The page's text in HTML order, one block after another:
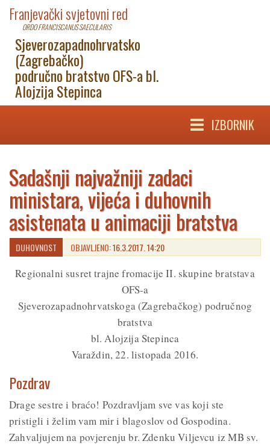
Franjevački svjetovni red
ORDO FRANCISCANUS SAECULARIS
Sjeverozapadnohrvatsko
(Zagrebačko)
područno bratstvo OFS-a bl.
Alojzija Stepinca
IZBORNIK
Sadašnji najvažniji zadaci
ministara, vijeća i duhovnih
asistenata u animaciji bratstva
DUHOVNOST OBJAVLJENO:16.3.2017. 14:20
Regionalni susret trajne fromacije II. skupine bratstava
OFS-a
Sjeverozapadnohrvatskoga (Zagrebačkog) područnog
bratstva
bl. Alojzija Stepinca
Varaždin, 22. listopada 2016.
Pozdrav
Drage sestre i braćo! Pozdravljam sve vas koji ste
pristigli i želim vam mir i blagoslov od Gospodina.
Zahvaljujem na povjerenju br. Zdenku Viljevcu iz MB sv.